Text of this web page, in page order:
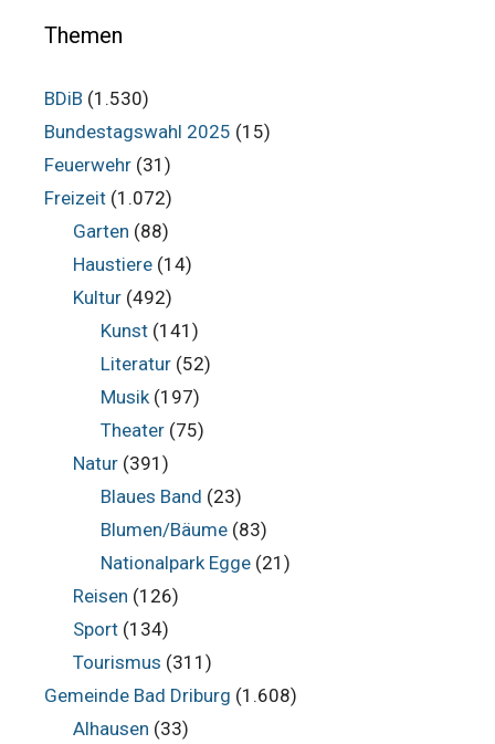
Themen
BDiB (1.530)
Bundestagswahl 2025 (15)
Feuerwehr (31)
Freizeit (1.072)
Garten (88)
Haustiere(14)
Kultur(492)
Kunst (141)
Literatur (52)
Musik (197)
Theater (75)
Natur(391)
Blaues Band (23)
Blumen/Bäume (83)
Nationalpark Egge (21)
Reisen (126)
Sport(134)
Tourismus (311)
Gemeinde Bad Driburg (1.608)
Alhausen (33)